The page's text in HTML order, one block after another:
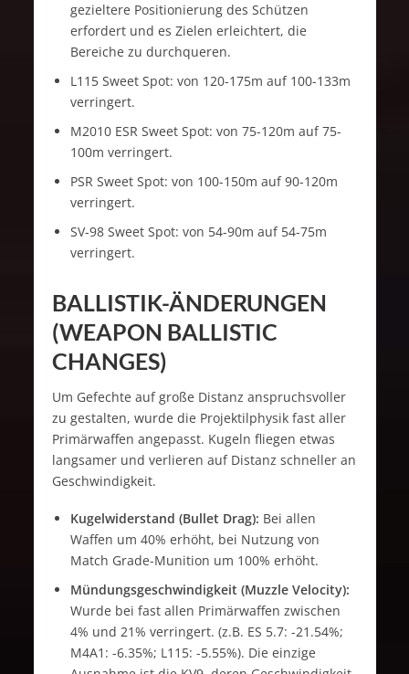
gezieltere Positionierung des Schützen
erfordert und es Zielen erleichtert, die
Bereiche zu durchqueren.
L115 Sweet Spot: von 120-175m auf 100-133m
verringert.
M2010 ESR Sweet Spot: von 75-120m auf 75-
100m verringert.
PSR Sweet Spot: von 100-150m auf 90-120m
verringert.
SV-98 Sweet Spot: von 54-90m auf 54-75m
verringert.
BALLISTIK-ÄNDERUNGEN
(WEAPON BALLISTIC
CHANGES)
Um Gefechte auf große Distanz anspruchsvoller
zu gestalten, wurde die Projektilphysik fast aller
Primärwaffen angepasst. Kugeln fliegen etwas
langsamer und verlieren auf Distanz schneller an
Geschwindigkeit.
Kugelwiderstand (Bullet Drag): Bei allen
Waffen um 40% erhöht, bei Nutzung von
Match Grade-Munition um 100% erhöht.
Mündungsgeschwindigkeit (Muzzle Velocity):
Wurde bei fast allen Primärwaffen zwischen
4% und 21% verringert. (z.B. ES 5.7: -21.54%;
M4A1: -6.35%; L115: -5.55%). Die einzige